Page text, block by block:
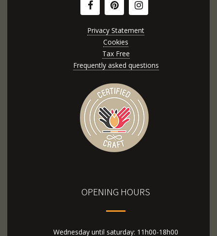
Privacy Statement
Cookies
Tax Free
Frequently asked questions
OPENING HOURS
Wednesday until saturday: 11h00-18h00